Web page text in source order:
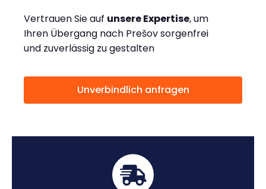
Vertrauen Sie auf unsere Expertise, um
Ihren Übergang nach Prešov sorgenfrei
und zuverlässig zu gestalten
Unverbindlich anfragen